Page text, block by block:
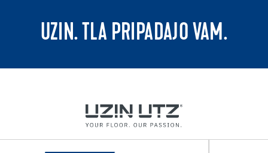
UZIN. TLA PRIPADAJO VAM.